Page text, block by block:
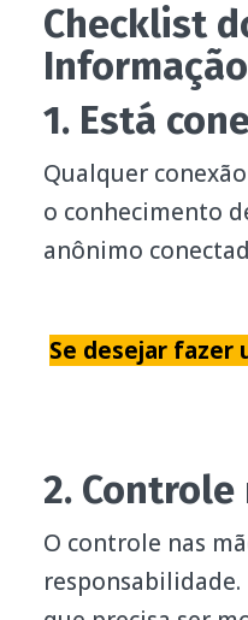
Checklist
1. Está
Qualquer
o conhecimento
anônimo
Se desejar fazer
2. Controle
O controle nas